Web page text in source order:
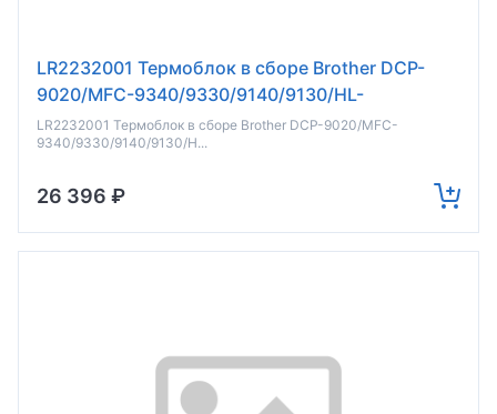
LR2232001 Термоблок в сборе Brother DCP-
9020/MFC-9340/9330/9140/9130/HL-
3170/3150/3140 (о)
LR2232001 Термоблок в сборе Brother DCP-9020/MFC-
9340/9330/9140/9130/H...
26 396 ₽